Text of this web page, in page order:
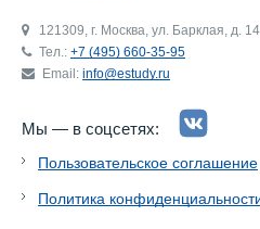
121309, г. Москва, ул. Барклая, д.
Тел.: +7 (495) 660-35-95
Email: info@estudy.ru
Мы — в соцсетях:
Пользовательское соглашение
Политика